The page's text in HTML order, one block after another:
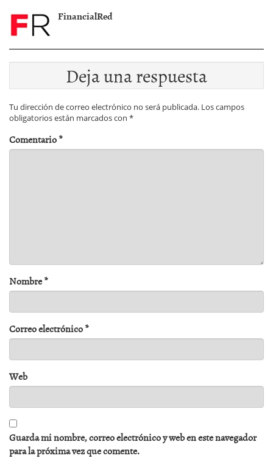
FinancialRed
Deja una respuesta
Tu dirección de correo electrónico no será publicada. Los campos
obligatorios están marcados con *
Comentario*
Nombre*
Correo electrónico*
Web
Guarda mi nombre, correo electrónico y web en este navegador
para la próxima vez que comente.